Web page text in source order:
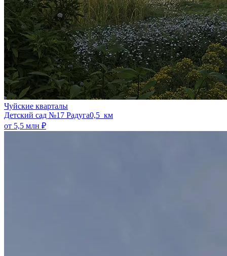
Чуйские кварталы
​Детский сад №17 Радуга0,5 км
от 5,5 млн ₽